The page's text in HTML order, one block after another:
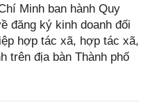
Minh ban hành Quy
đăng ký kinh doanh đối
hợp tác xã, hợp tác xã,
trên địa bàn Thành phố